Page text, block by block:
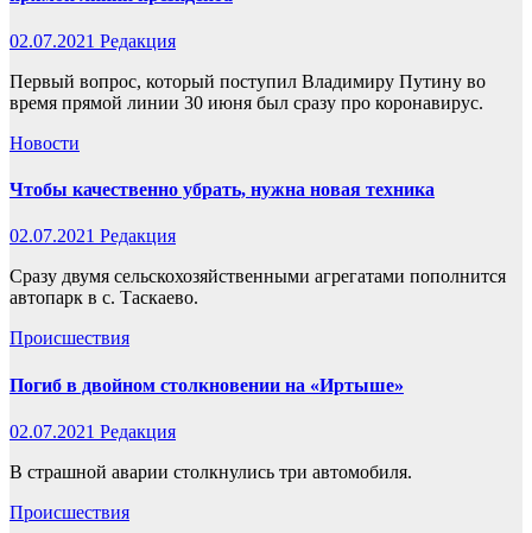
02.07.2021 Редакция
Первый вопрос, который поступил Владимиру Путину во
время прямой линии 30 июня был сразу про коронавирус.
Новости
Чтобы качественно убрать, нужна новая техника
02.07.2021 Редакция
Сразу двумя сельскохозяйственными агрегатами пополнится
автопарк в с. Таскаево.
Происшествия
Погиб в двойном столкновении на «Иртыше»
02.07.2021 Редакция
В страшной аварии столкнулись три автомобиля.
Происшествия